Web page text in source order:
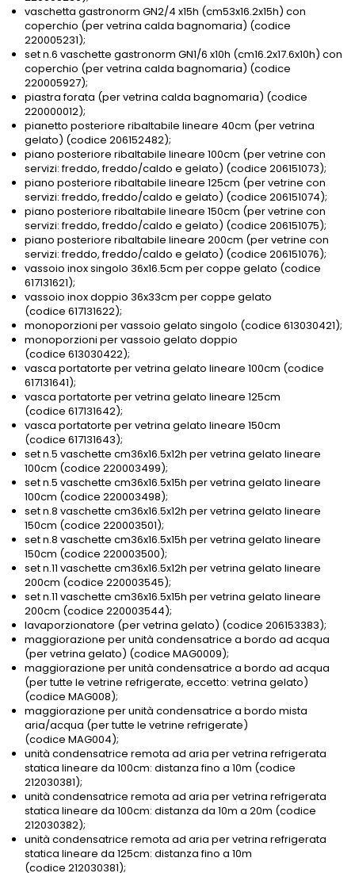
vaschetta gastronorm GN2/4 x15h (cm53x16.2x15h) con
coperchio (per vetrina calda bagnomaria) (codice
220005231);
set n.6 vaschette gastronorm GN1/6 x10h (cm16.2x17.6x10h) con
coperchio (per vetrina calda bagnomaria) (codice
220005927);
piastra forata (per vetrina calda bagnomaria) (codice
220000012);
pianetto posteriore ribaltabile lineare 40cm (per vetrina
gelato) (codice 206152482);
piano posteriore ribaltabile lineare 100cm (per vetrine con
servizi: freddo, freddo/caldo e gelato) (codice 206151073);
piano posteriore ribaltabile lineare 125cm (per vetrine con
servizi: freddo, freddo/caldo e gelato) (codice 206151074);
piano posteriore ribaltabile lineare 150cm (per vetrine con
servizi: freddo, freddo/caldo e gelato) (codice 206151075);
piano posteriore ribaltabile lineare 200cm (per vetrine con
servizi: freddo, freddo/caldo e gelato) (codice 206151076);
vassoio inox singolo 36x16.5cm per coppe gelato (codice
617131621);
vassoio inox doppio 36x33cm per coppe gelato
(codice 617131622);
monoporzioni per vassoio gelato singolo (codice 613030421);
monoporzioni per vassoio gelato doppio
(codice 613030422);
vasca portatorte per vetrina gelato lineare 100cm (codice
617131641);
vasca portatorte per vetrina gelato lineare 125cm
(codice 617131642);
vasca portatorte per vetrina gelato lineare 150cm
(codice 617131643);
set n.5 vaschette cm36x16.5x12h per vetrina gelato lineare
100cm (codice 220003499);
set n.5 vaschette cm36x16.5x15h per vetrina gelato lineare
100cm (codice 220003498);
set n.8 vaschette cm36x16.5x12h per vetrina gelato lineare
150cm (codice 220003501);
set n.8 vaschette cm36x16.5x15h per vetrina gelato lineare
150cm (codice 220003500);
set n.11 vaschette cm36x16.5x12h per vetrina gelato lineare
200cm (codice 220003545);
set n.11 vaschette cm36x16.5x15h per vetrina gelato lineare
200cm (codice 220003544);
lavaporzionatore (per vetrina gelato) (codice 206153383);
maggiorazione per unità condensatrice a bordo ad acqua
(per vetrina gelato) (codice MAG0009);
maggiorazione per unità condensatrice a bordo ad acqua
(per tutte le vetrine refrigerate, eccetto: vetrina gelato)
(codice MAG008);
maggiorazione per unità condensatrice a bordo mista
aria/acqua (per tutte le vetrine refrigerate)
(codice MAG004);
unità condensatrice remota ad aria per vetrina refrigerata
statica lineare da 100cm: distanza fino a 10m (codice
212030381);
unità condensatrice remota ad aria per vetrina refrigerata
statica lineare da 100cm: distanza da 10m a 20m (codice
212030382);
unità condensatrice remota ad aria per vetrina refrigerata
statica lineare da 125cm: distanza fino a 10m
(codice 212030381);